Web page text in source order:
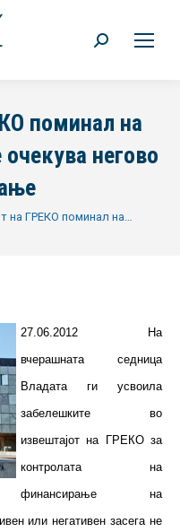
Search:
поминал на
негово
на ГРЕКО поминал на…
27.06.2012 На
вчерашната седница
Владата ги усвоила
забелешките во
извештајот на ГРЕКО за
контролата на
финансирање на
или негативен засега не